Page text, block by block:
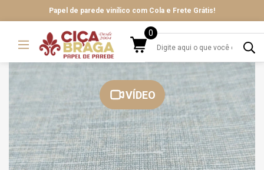
Papel de parede vinílico com Cola e Frete Grátis!
0
VÍDEO